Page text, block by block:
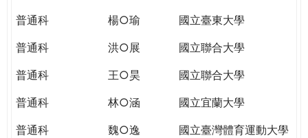
普通科
楊○瑜
國立臺東大學
普通科
洪○展
國立聯合大學
普通科
王○昊
國立聯合大學
普通科
林○涵
國立宜蘭大學
普通科
魏○逸
國立臺灣體育運動大學